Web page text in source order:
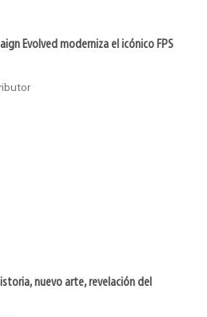
Evolved moderniza el icónico FPS
nuevo arte, revelación del